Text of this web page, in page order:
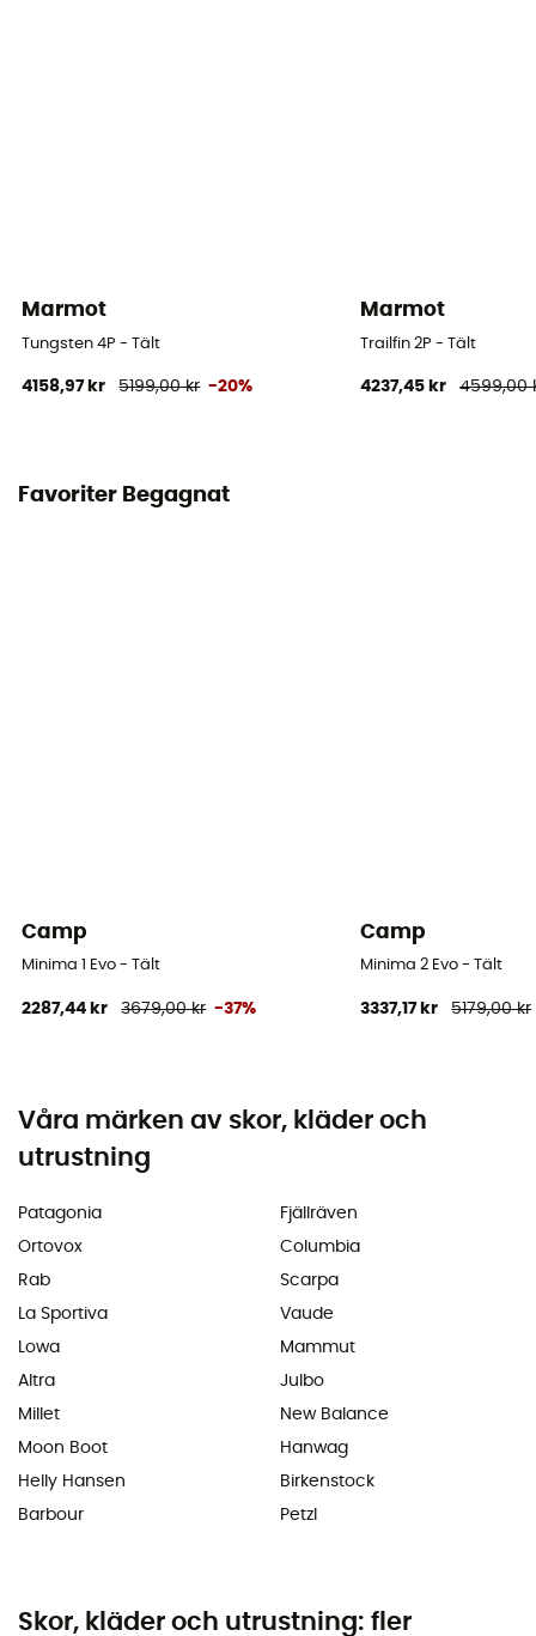
Rummets material
nylon micromesh
Golvets material
Liggunderlag
Marmot
Tungsten 4P - Tält
4158,97 kr 5199,00 kr -20%
Marmot
Trailfin 2P - Tält
4237,45 kr 4599,00
Favoriter Begagnat
Camp
Minima 1 Evo - Tält
2287,44 kr 3679,00 kr -37%
Camp
Minima 2 Evo - Tält
3337,17 kr 5179,00 kr
Våra märken av skor, kläder och
utrustning
Patagonia
Ortovox
Rab
La Sportiva
Lowa
Altra
Millet
Moon Boot
Helly Hansen
Barbour
Fjällräven
Columbia
Scarpa
Vaude
Mammut
Julbo
New Balance
Hanwag
Birkenstock
Petzl
Skor, kläder och utrustning: fler